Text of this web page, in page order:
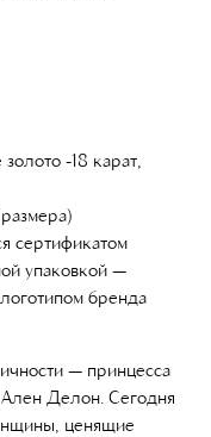
-18 карат,
сертификатом
упаковкой —
бренда
— принцесса
Делон. Сегодня
ценящие